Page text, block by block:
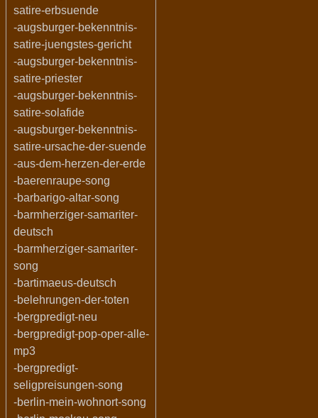
satire-erbsuende
-augsburger-bekenntnis-
satire-juengstes-gericht
-augsburger-bekenntnis-
satire-priester
-augsburger-bekenntnis-
satire-solafide
-augsburger-bekenntnis-
satire-ursache-der-suende
-aus-dem-herzen-der-erde
-baerenraupe-song
-barbarigo-altar-song
-barmherziger-samariter-
deutsch
-barmherziger-samariter-
song
-bartimaeus-deutsch
-belehrungen-der-toten
-bergpredigt-neu
-bergpredigt-pop-oper-alle-
mp3
-bergpredigt-
seligpreisungen-song
-berlin-mein-wohnort-song